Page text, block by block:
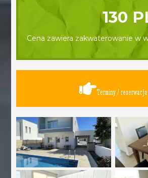
130
Cena zawiera zakwaterowanie w
Terminy / rezerwacja